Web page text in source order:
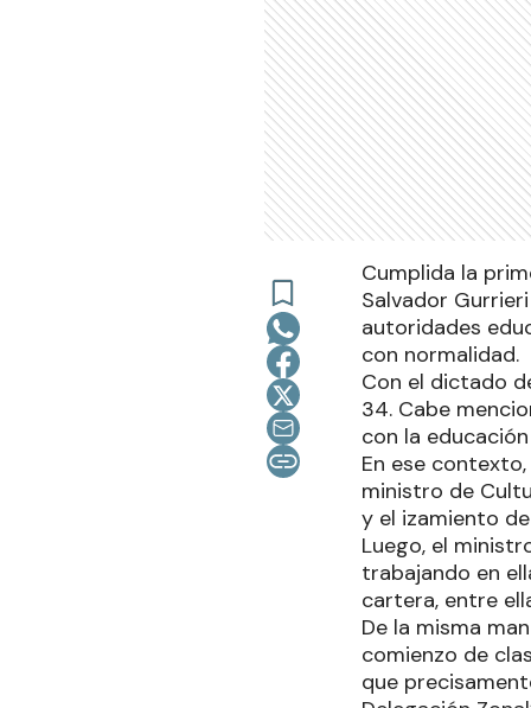
Cumplida la
Salvador
autoridades
con normalidad.
Con el dictado
34. Cabe
con la
En ese
ministro de
y el izamiento
Luego, el
trabajando en
cartera, entre
De la misma
comienzo de
que